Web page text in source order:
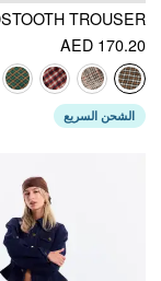
AED 170.20
الشحن السريع